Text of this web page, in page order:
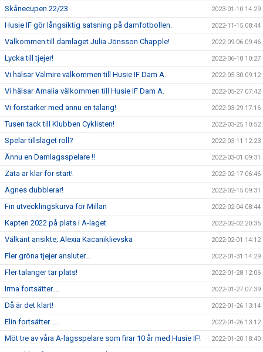
Skånecupen 22/23 2023-01-10 14:29
Husie IF gör långsiktig satsning på damfotbollen. 2022-11-15 08:44
Välkommen till damlaget Julia Jönsson Chapple! 2022-09-06 09:46
Lycka till tjejer! 2022-06-18 10:27
Vi hälsar Valmire välkommen till Husie IF Dam A. 2022-05-30 09:12
Vi hälsar Amalia välkommen till Husie IF Dam A. 2022-05-27 07:42
Vi förstärker med ännu en talang! 2022-03-29 17:16
Tusen tack till Klubben Cyklisten! 2022-03-25 10:52
Spelar tillslaget roll? 2022-03-11 12:23
Ännu en Damlagsspelare !! 2022-03-01 09:31
Zäta är klar för start! 2022-02-17 06:46
Agnes dubblerar! 2022-02-15 09:31
Fin utvecklingskurva för Millan 2022-02-04 08:44
Kapten 2022 på plats i A-laget 2022-02-02 20:35
Välkänt ansikte; Alexia Kacaniklievska 2022-02-01 14:12
Fler gröna tjejer ansluter... 2022-01-31 14:29
Fler talanger tar plats! 2022-01-28 12:06
Irma fortsätter.... 2022-01-27 07:39
Då är det klart! 2022-01-26 13:14
Elin fortsätter...... 2022-01-26 13:12
Möt tre av våra A-lagsspelare som firar 10 år med Husie IF! 2022-01-20 18:40